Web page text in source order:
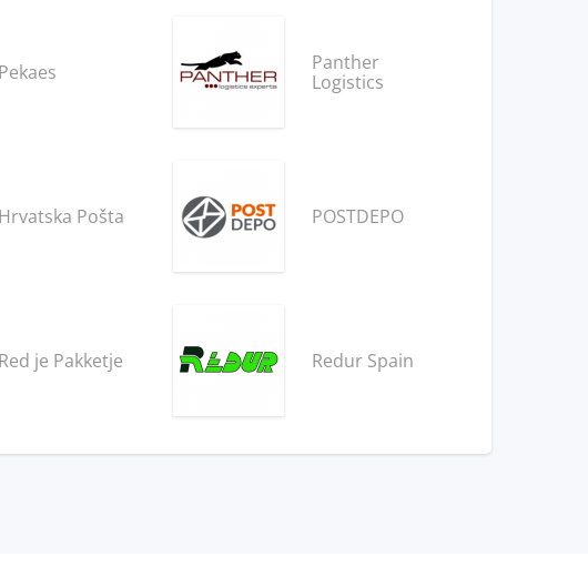
Pekaes
Panther
Logistics
Hrvatska Pošta POSTDEPO
Red je Pakketje Redur Spain